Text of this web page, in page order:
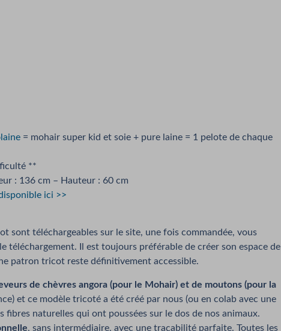
= mohair super kid et soie + pure laine = 1 pelote de chaque
**
: 136 cm – Hauteur : 60 cm
ici >>
sont téléchargeables sur le site, une fois commandée, vous
téléchargement. Il est toujours préférable de créer son espace de
patron tricot reste définitivement accessible.
de chèvres angora (pour le Mohair) et de moutons (pour la
et ce modèle tricoté a été créé par nous (ou en colab avec une
fibres naturelles qui ont poussées sur le dos de nos animaux.
, sans intermédiaire, avec une traçabilité parfaite. Toutes les